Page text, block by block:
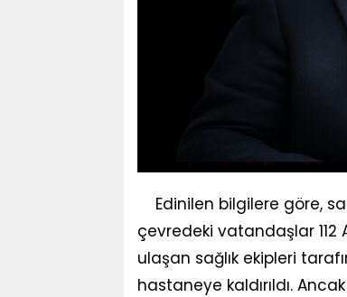
Edinilen bilgilere göre,
çevredeki vatandaşlar 112
ulaşan sağlık ekipleri
hastaneye kaldırıldı.